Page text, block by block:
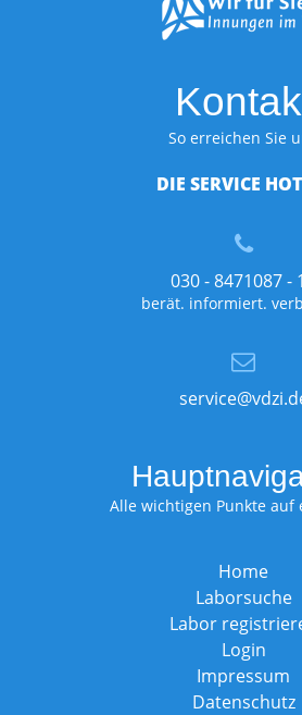
So erreichen Sie
DIE SERVICE
030 - 8471087 -
berät. informiert.
Alle wichtigen Punkte auf
Home
Laborsuche
Labor
Login
Impressum
Datenschutz